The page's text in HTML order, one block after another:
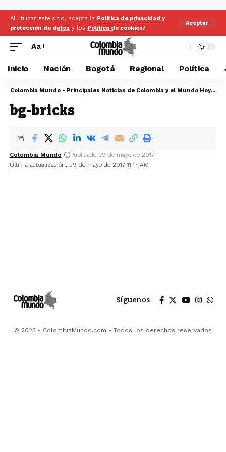
Al utilizar este sitio, acepta la Politica de privacidad y
protección de datos y los Politica de cookies/
Aceptar
Aa
Inicio Nación Bogotá Regional Política
Colombia Mundo - Principales Noticias de Colombia y el Mundo Hoy
>
bg-bricks
Última actualización: 29 de mayo de 2017 11:17 AM
Colombia Mundo Publicado 29 de mayo de 2017
Síguenos
© 2025 - ColombiaMundo.com - Todos los derechos reservados